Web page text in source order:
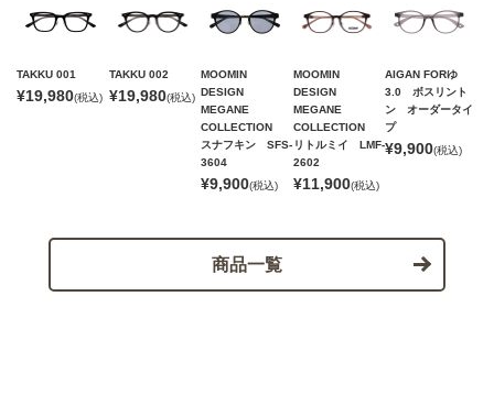
TAKKU 001
¥19,980(税込)
TAKKU 002
¥19,980(税込)
MOOMIN
DESIGN
MEGANE
COLLECTION
スナフキン SFS-
3604
¥9,900(税込)
MOOMIN
DESIGN
MEGANE
COLLECTION
リトルミイ LMF-
2602
¥11,900(税込)
AIGAN FORゆ
3.0 ボスリント
ン オーダータイ
プ
¥9,900(税込)
商品一覧